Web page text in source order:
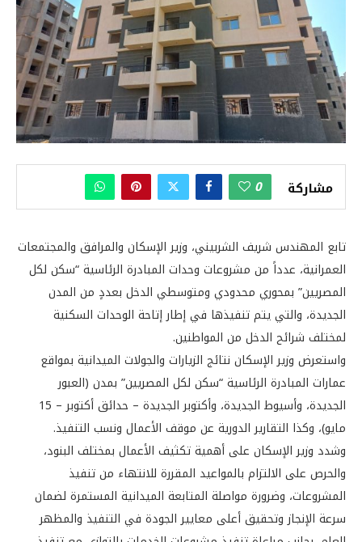
مشاركة 0
تابع المهندس شريف الشربيني، وزير الإسكان والمرافق والمجتمعات
العمرانية، عدداً من مشروعات وحدات المبادرة الرئاسية “سكن لكل
المصريين” بمحوري محدودي ومتوسطي الدخل بعددٍ من المدن
الجديدة، والتي يتم تنفيذها في إطار إتاحة الوحدات السكنية
لمختلف شرائح الدخل من المواطنين.
واستعرض وزير الإسكان نتائج الزيارات والجولات الميدانية بمواقع
عمارات المبادرة الرئاسية “سكن لكل المصريين” بمدن (العبور
الجديدة، وأسيوط الجديدة، وأكتوبر الجديدة – حدائق أكتوبر – 15
مايو)، وكذا التقارير الدورية عن موقف الأعمال ونسب التنفيذ.
وشدد وزير الإسكان على أهمية تكثيف الأعمال بمختلف البنود،
والحرص على الالتزام بالمواعيد المقررة للانتهاء من تنفيذ
المشروعات، وضرورة مواصلة المتابعة الميدانية المستمرة لضمان
سرعة الإنجاز وتحقيق أعلى معايير الجودة في التنفيذ والمظهر